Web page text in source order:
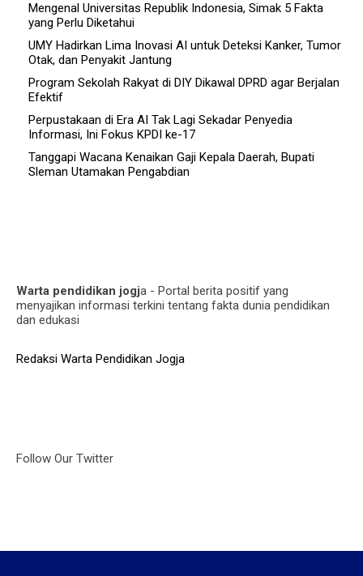
Mengenal Universitas Republik Indonesia, Simak 5 Fakta
yang Perlu Diketahui
UMY Hadirkan Lima Inovasi AI untuk Deteksi Kanker, Tumor
Otak, dan Penyakit Jantung
Program Sekolah Rakyat di DIY Dikawal DPRD agar Berjalan
Efektif
Perpustakaan di Era AI Tak Lagi Sekadar Penyedia
Informasi, Ini Fokus KPDI ke-17
Tanggapi Wacana Kenaikan Gaji Kepala Daerah, Bupati
Sleman Utamakan Pengabdian
Warta pendidikan jogja - Portal berita positif yang
menyajikan informasi terkini tentang fakta dunia pendidikan
dan edukasi
Redaksi Warta Pendidikan Jogja
Follow Our Twitter